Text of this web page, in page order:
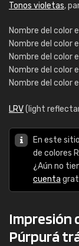
Tonos violetas,
Nombre del color
Nombre del color
Nombre del color
Nombre del color
Nombre del color
LRV(light
En este
de colores
¿Aún no
cuenta
Impresión
Púrpurá